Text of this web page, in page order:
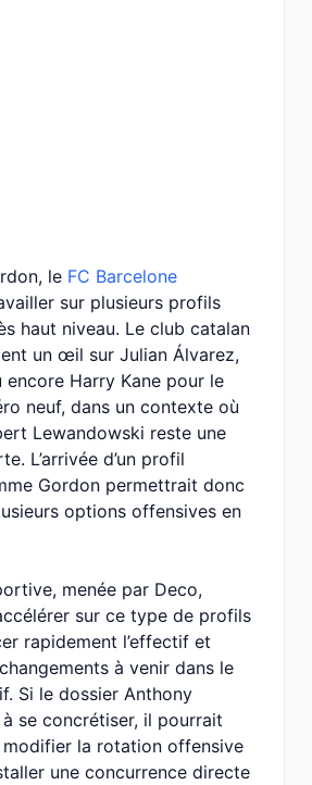
le FC Barcelone
sur plusieurs profils
haut niveau. Le club catalan
un œil sur Julian Álvarez,
Harry Kane pour le
neuf, dans un contexte où
Lewandowski reste une
L’arrivée d’un profil
Gordon permettrait donc
options offensives en
menée par Deco,
sur ce type de profils
rapidement l’effectif et
à venir dans le
Si le dossier Anthony
se concrétiser, il pourrait
la rotation offensive
une concurrence directe